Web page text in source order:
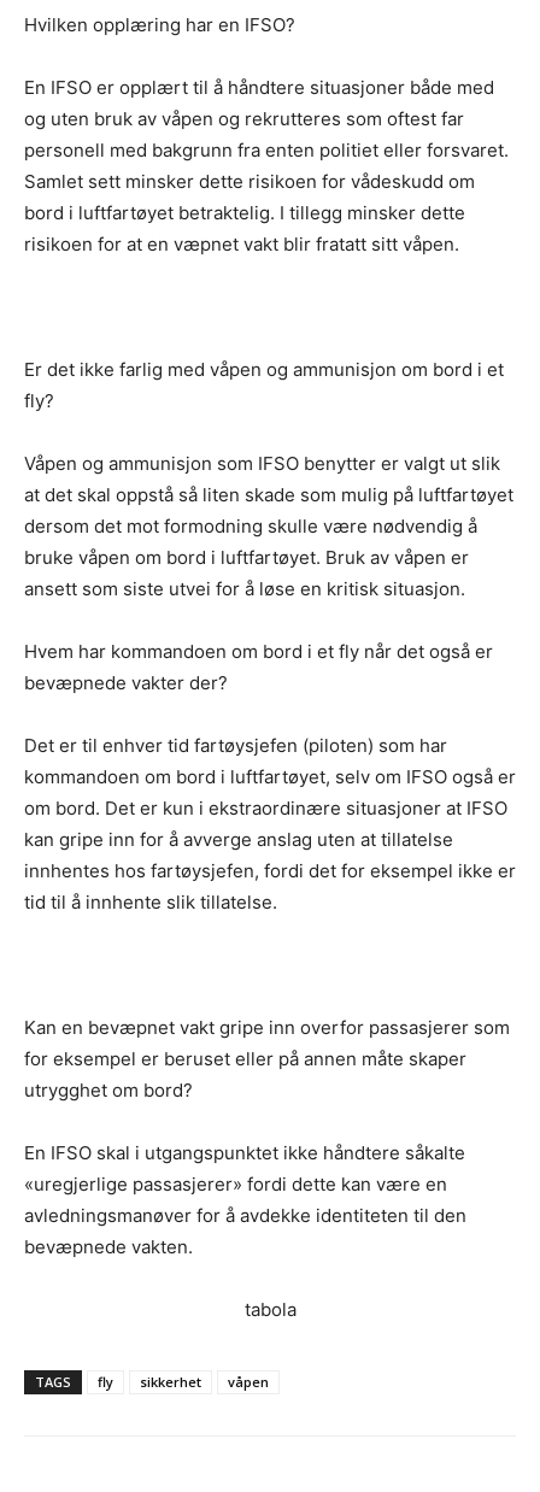
Hvilken opplæring har en IFSO?
En IFSO er opplært til å håndtere situasjoner både med
og uten bruk av våpen og rekrutteres som oftest far
personell med bakgrunn fra enten politiet eller forsvaret.
Samlet sett minsker dette risikoen for vådeskudd om
bord i luftfartøyet betraktelig. I tillegg minsker dette
risikoen for at en væpnet vakt blir fratatt sitt våpen.
Er det ikke farlig med våpen og ammunisjon om bord i et
fly?
Våpen og ammunisjon som IFSO benytter er valgt ut slik
at det skal oppstå så liten skade som mulig på luftfartøyet
dersom det mot formodning skulle være nødvendig å
bruke våpen om bord i luftfartøyet. Bruk av våpen er
ansett som siste utvei for å løse en kritisk situasjon.
Hvem har kommandoen om bord i et fly når det også er
bevæpnede vakter der?
Det er til enhver tid fartøysjefen (piloten) som har
kommandoen om bord i luftfartøyet, selv om IFSO også er
om bord. Det er kun i ekstraordinære situasjoner at IFSO
kan gripe inn for å avverge anslag uten at tillatelse
innhentes hos fartøysjefen, fordi det for eksempel ikke er
tid til å innhente slik tillatelse.
Kan en bevæpnet vakt gripe inn overfor passasjerer som
for eksempel er beruset eller på annen måte skaper
utrygghet om bord?
En IFSO skal i utgangspunktet ikke håndtere såkalte
«uregjerlige passasjerer» fordi dette kan være en
avledningsmanøver for å avdekke identiteten til den
bevæpnede vakten.
tabola
TAGS fly sikkerhet våpen